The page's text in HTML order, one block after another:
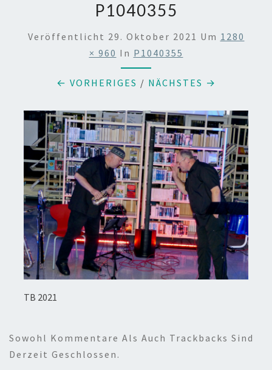
P1040355
Veröffentlicht 29. Oktober 2021 Um 1280
× 960 In P1040355
← VORHERIGES / NÄCHSTES →
TB 2021
Sowohl Kommentare Als Auch Trackbacks Sind
Derzeit Geschlossen.